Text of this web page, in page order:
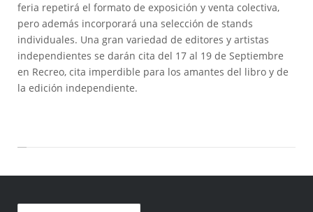
feria repetirá el formato de exposición y venta colectiva,
pero además incorporará una selección de stands
individuales. Una gran variedad de editores y artistas
independientes se darán cita del 17 al 19 de Septiembre
en Recreo, cita imperdible para los amantes del libro y de
la edición independiente.